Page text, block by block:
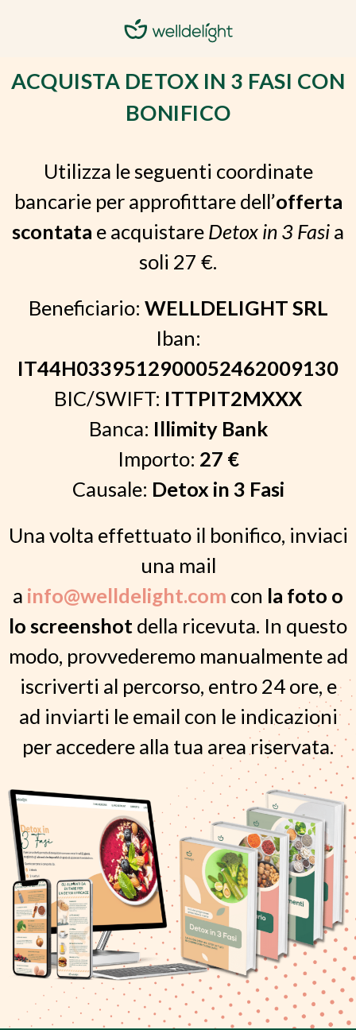
ACQUISTA DETOX IN 3 FASI CON
BONIFICO
Utilizza le seguenti coordinate
bancarie per approfittare dell’offerta
scontata e acquistare Detox in 3 Fasi a
soli 27 €.
Beneficiario: WELLDELIGHT SRL
Iban:
IT44H0339512900052462009130
BIC/SWIFT: ITTPIT2MXXX
Banca: Illimity Bank
Importo: 27 €
Causale: Detox in 3 Fasi
Una volta effettuato il bonifico, inviaci
una mail
a info@welldelight.com con la foto o
lo screenshot della ricevuta. In questo
modo, provvederemo manualmente ad
iscriverti al percorso, entro 24 ore, e
ad inviarti le email con le indicazioni
per accedere alla tua area riservata.